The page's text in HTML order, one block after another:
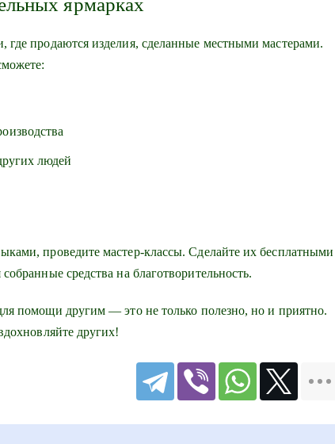
где продаются изделия, сделанные местными мастерами.
людей
проведите мастер-классы. Сделайте их бесплатными
средства на благотворительность.
помощи другим — это не только полезно, но и приятно.
других!